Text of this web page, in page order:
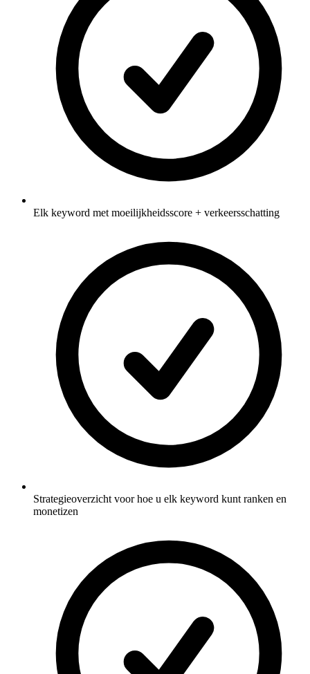
Elk keyword met moeilijkheidsscore + verkeersschatting
Strategieoverzicht voor hoe u elk keyword kunt ranken en
monetizen